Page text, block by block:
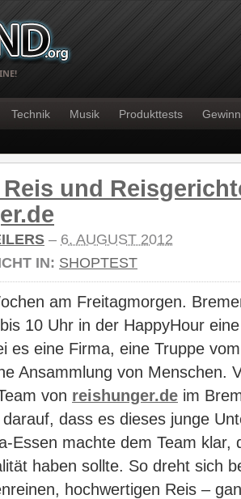
Technik Musik Produkttests
und
– 6. AUGUST 2012
IN: SHOPTEST
am Freitagmorgen.
10 Uhr in der HappyHour
es eine Firma, eine Truppe
Ansammlung von Menschen.
von reishunger.de im
dass es dieses junge
Essen machte dem Team klar,
haben sollte. So dreht sich
hochwertigen Reis –